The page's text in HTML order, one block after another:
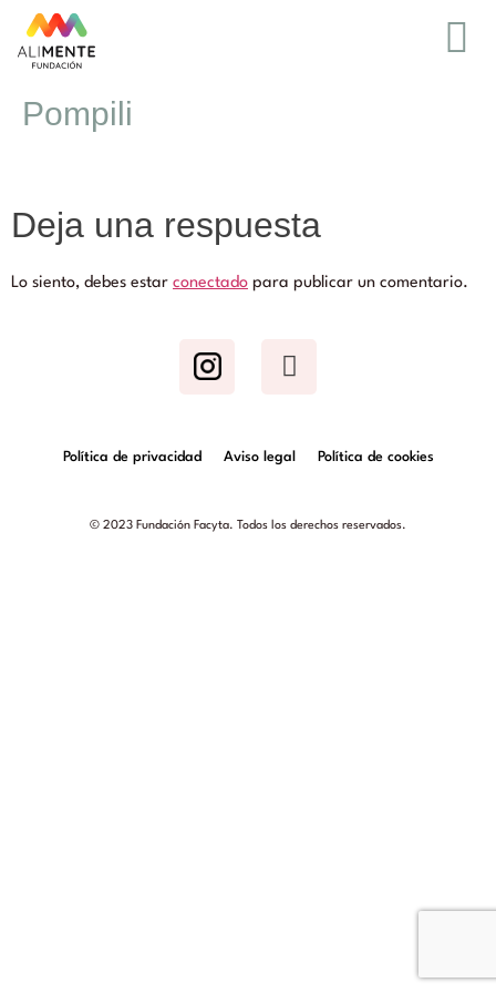
Pompili
Deja una respuesta
Lo siento, debes estar conectado para publicar un comentario.
Política de privacidad Aviso legal Política de cookies
© 2023 Fundación Facyta. Todos los derechos reservados.